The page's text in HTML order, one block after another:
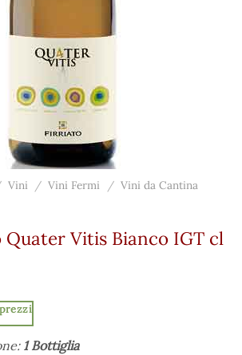
Vini / Vini Fermi / Vini da Cantina
Vitis Bianco IGT cl
1 Bottiglia